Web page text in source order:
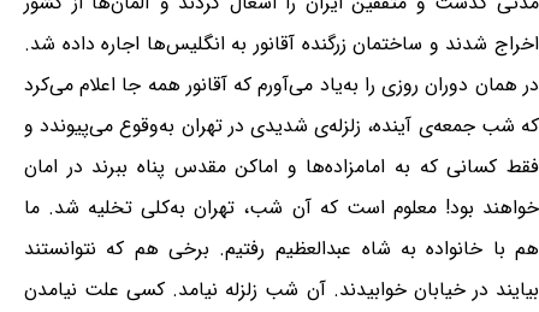
اخراج شدند و ساختمان زرگنده آقانور به انگلیس‌ها اجاره داده شد.
در همان دوران روزی را به‌یاد می‌آورم که آقانور همه جا اعلام می‌کرد
که شب جمعه‌ی آینده، زلزله‌ی شدیدی در تهران به‌وقوع می‌پیوندد و
فقط کسانی که به امامزاده‌ها و اماکن مقدس پناه ببرند در امان
خواهند بود! معلوم است که آن شب، تهران به‌کلی تخلیه شد. ما
هم با خانواده به شاه عبدالعظیم رفتیم. برخی هم که نتوانستند
بیایند در خیابان خوابیدند. آن شب زلزله نیامد. کسی علت نیامدن